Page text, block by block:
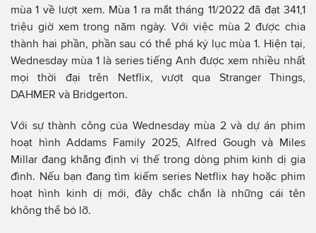
mùa 1 về lượt xem. Mùa 1 ra mắt tháng 11/2022 đã đạt 341,1
triệu giờ xem trong năm ngày. Với việc mùa 2 được chia
thành hai phần, phần sau có thể phá kỷ lục mùa 1. Hiện tại,
Wednesday mùa 1 là series tiếng Anh được xem nhiều nhất
mọi thời đại trên Netflix, vượt qua Stranger Things,
DAHMER và Bridgerton.
Với sự thành công của Wednesday mùa 2 và dự án phim
hoạt hình Addams Family 2025, Alfred Gough và Miles
Millar đang khẳng định vị thế trong dòng phim kinh dị gia
đình. Nếu bạn đang tìm kiếm series Netflix hay hoặc phim
hoạt hình kinh dị mới, đây chắc chắn là những cái tên
không thể bỏ lỡ.